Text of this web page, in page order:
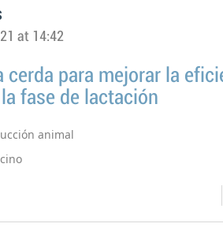
at 14:42
cerda para mejorar la
fase de lactación
animal